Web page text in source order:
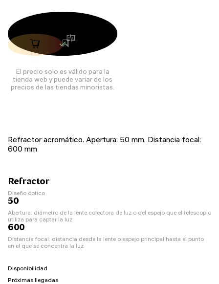
El precio solo es válido para la
tienda web y puede variar de los
precios de las tiendas minoristas.
Refractor acromático. Apertura: 50 mm. Distancia focal:
600 mm
Refractor
Diseño óptico
50
Abertura: diámetro de la lente colectora de luz o del espejo que el telescopio
utiliza para captar la luz
600
Distancia focal: distancia desde la lente o espejo principal hasta el punto
en el que se concentra la luz
Disponibilidad
Próximas llegadas